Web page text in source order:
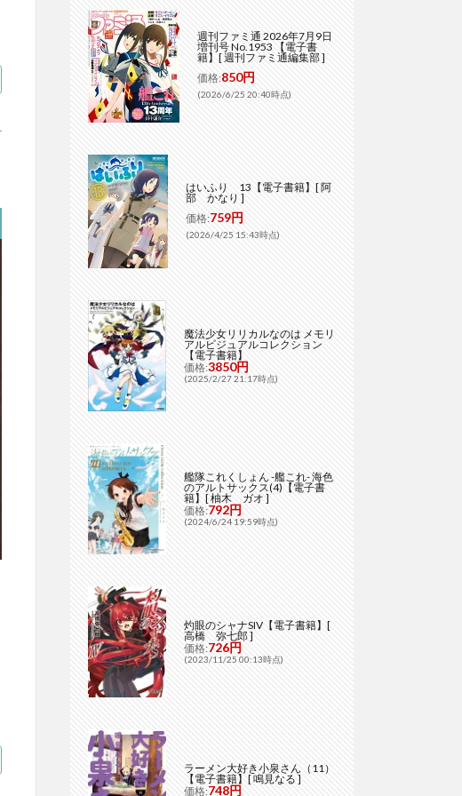
週刊ファミ通 2026年7月9日
増刊号 No.1953 【電子書
籍】[ 週刊ファミ通編集部 ]
価格:850円
(2026/6/25 20:40時点)
はいふり 13【電子書籍】[ 阿
部 かなり ]
価格:759円
(2026/4/25 15:43時点)
魔法少女リリカルなのは メモリ
アルビジュアルコレクション
【電子書籍】
価格:3850円
(2025/2/27 21:17時点)
艦隊これくしょん -艦これ- 海色
のアルトサックス(4)【電子書
籍】[ 柚木 ガオ ]
価格:792円
(2024/6/24 19:59時点)
灼眼のシャナSIV【電子書籍】[
高橋 弥七郎 ]
価格:726円
(2023/11/25 00:13時点)
ラーメン大好き小泉さん（11）
【電子書籍】[ 鳴見なる ]
価格:748円